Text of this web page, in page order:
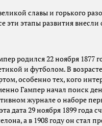
славы и горького
этапы развития
родился 22 ноября 1877
и футболом. В
особенно тех, кого
Гампер начал поиск
журнале о наборе
дата 29 ноября 1899 года
а в 1908 году он стал